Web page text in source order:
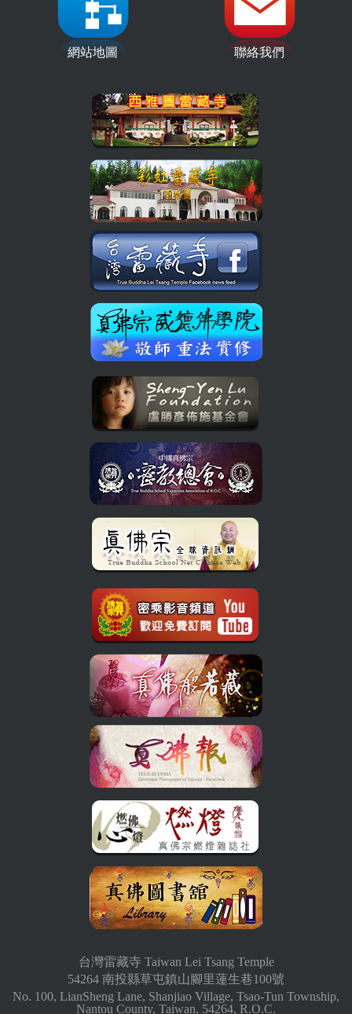
網站地圖 聯絡我們
台灣雷藏寺 Taiwan Lei Tsang Temple
54264 南投縣草屯鎮山腳里蓮生巷100號
No. 100, LianSheng Lane, Shanjiao Village, Tsao-Tun Township,
Nantou County, Taiwan, 54264, R.O.C.